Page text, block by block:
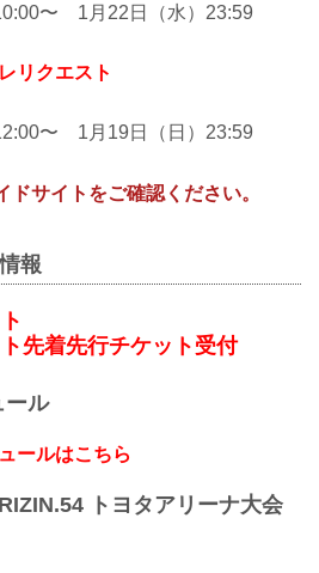
〜 1月22日（水）23:59
リクエスト
〜 1月19日（日）23:59
サイトをご確認ください。
報
先着先行チケット受付
ール
ールはこちら
トヨタアリーナ大会